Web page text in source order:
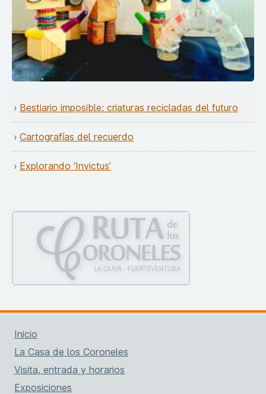
Bestiario imposible: criaturas recicladas del futuro
Cartografías del recuerdo
Explorando ‘Invictus’
Inicio
La Casa de los Coroneles
Visita, entrada y horarios
Exposiciones